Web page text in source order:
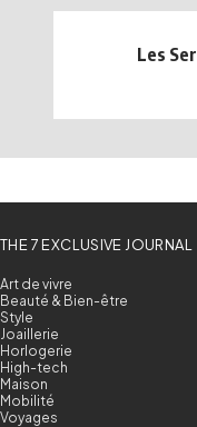
Les
THE 7 EXCLUSIVE JOURNAL
Art de vivre
Beauté & Bien-être
Style
Joaillerie
Horlogerie
High-tech
Maison
Mobilité
Voyages